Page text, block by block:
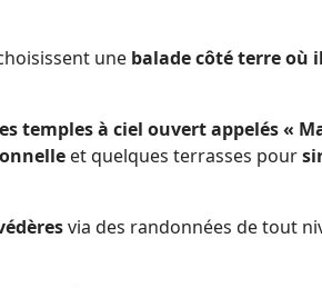
une balade côté terre où
temples à ciel ouvert appelés «
et quelques terrasses pour
via des randonnées de tout